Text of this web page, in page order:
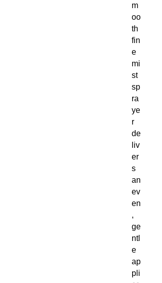
m
oo
th
fin
e
mi
st
sp
ra
ye
r
de
liv
er
s
an
ev
en
,
ge
ntl
e
ap
pli